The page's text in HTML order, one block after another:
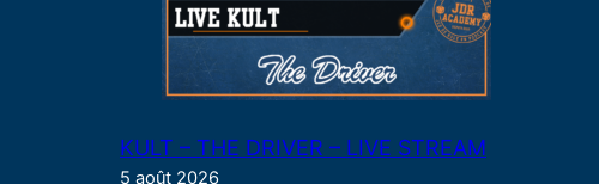
KULT – THE DRIVER – LIVE STREAM
5 août 2026